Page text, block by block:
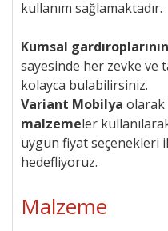
kullanım sağlamaktadır.
Kumsal gardıroplarının
sayesinde her zevke ve
kolayca bulabilirsiniz.
Variant Mobilya olarak
malzemeler
uygun fiyat seçenekleri
hedefliyoruz.
Malzeme